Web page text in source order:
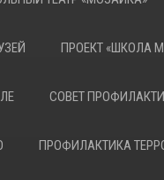
ПРОЕКТ «ШКОЛА
СОВЕТ
ПРОФИЛАКТИКА